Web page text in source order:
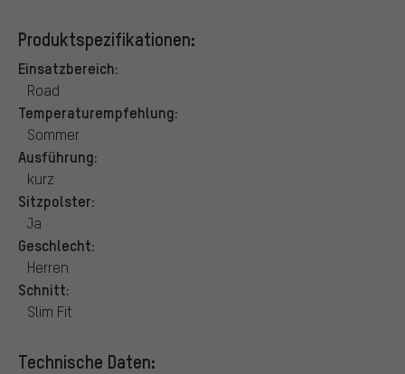
Produktspezifikationen:
Einsatzbereich:
Road
Temperaturempfehlung:
Sommer
Ausführung:
kurz
Sitzpolster:
Ja
Geschlecht:
Herren
Schnitt:
Slim Fit
Technische Daten: